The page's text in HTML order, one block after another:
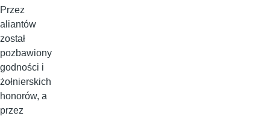
Przez
aliantów
został
pozbawiony
godności i
żołnierskich
honorów, a
przez